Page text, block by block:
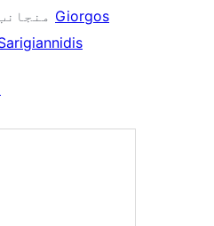
Giorgos